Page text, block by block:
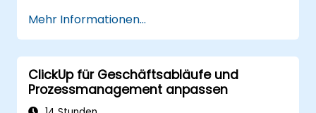
Die Kanban-, List- und Zeitstrahlansichten
von ClickUp zur Umsetzung agiler
Workflows zu nutzen.
Die Teamgeschwindigkeit, Burndown-
Diagramme sowie weitere
Leistungskennzahlen zu überwachen.
Mehr Informationen...
ClickUp für Geschäftsabläufe und
Prozessmanagement anpassen